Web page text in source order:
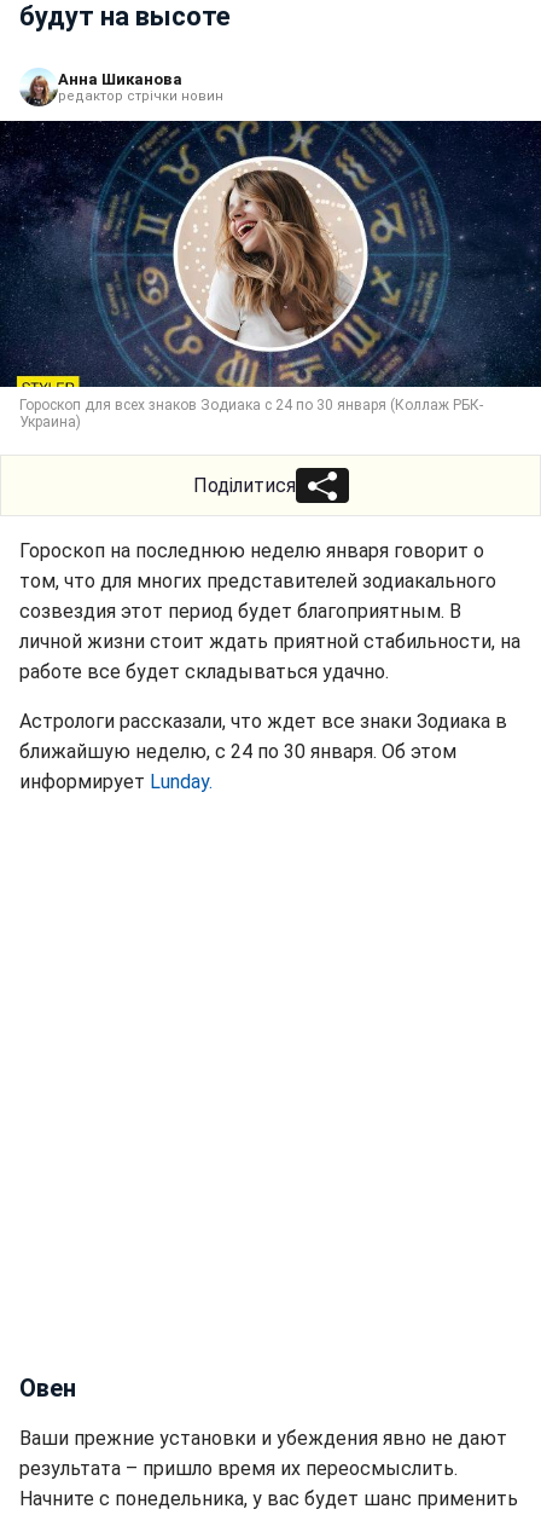
будут на высоте
Анна Шиканова
редактор стрічки новин
Гороскоп для всех знаков Зодиака с 24 по 30 января (Коллаж РБК-
Украина)
Поділитися
Гороскоп на последнюю неделю января говорит о
том, что для многих представителей зодиакального
созвездия этот период будет благоприятным. В
личной жизни стоит ждать приятной стабильности, на
работе все будет складываться удачно.
Астрологи рассказали, что ждет все знаки Зодиака в
ближайшую неделю, с 24 по 30 января. Об этом
информирует Lunday.
Овен
Ваши прежние установки и убеждения явно не дают
результата – пришло время их переосмыслить.
Начните с понедельника, у вас будет шанс применить